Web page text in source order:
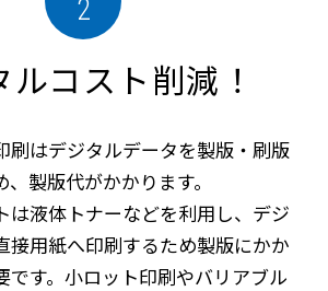
2
ルコスト削減！
刷はデジタルデータを製版・刷版
、製版代がかかります。
は液体トナーなどを利用し、デジ
接用紙へ印刷するため製版にかか
です。小ロット印刷やバリアブル